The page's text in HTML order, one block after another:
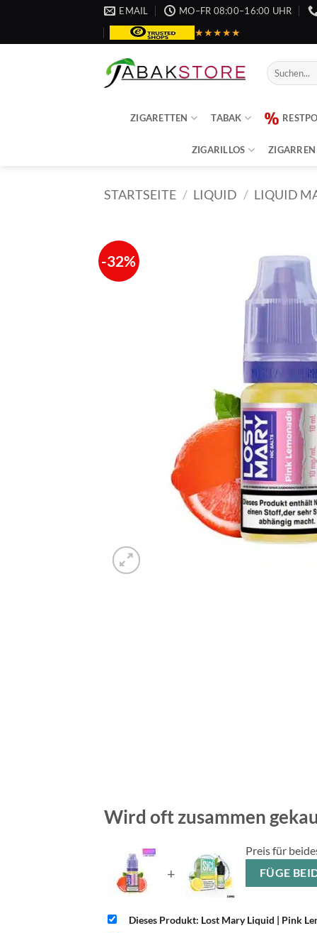
springen
EMAIL MO–FR 08:00–16:00 UHR
★★★★★
Suche
nach:
ZIGARETTEN TABAK
ZIGARILLOS ZIGARREN
STARTSEITE / LIQUID / LIQUID
-32%
Wird oft zusammen
+
Preis für
Dieses Produkt: Lost Mary Liquid | Pink